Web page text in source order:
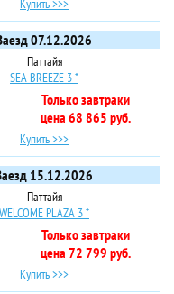
Купить >>>
07.12.2026
Паттайя
SEA BREEZE 3 *
Только завтраки
цена 68 865 руб.
Купить >>>
15.12.2026
Паттайя
WELCOME PLAZA 3 *
Только завтраки
цена 72 799 руб.
Купить >>>